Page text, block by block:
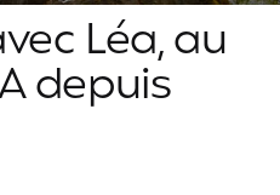
Léa, au
depuis